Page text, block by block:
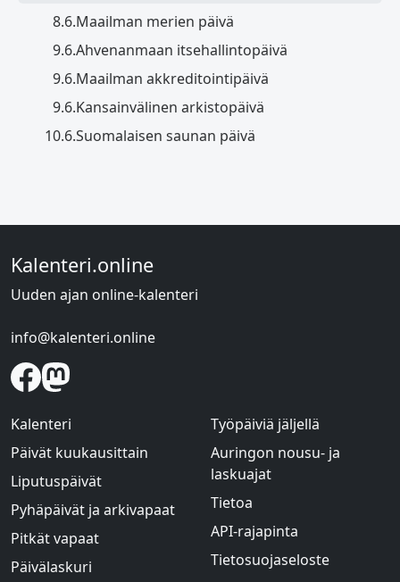
8.6.Maailman merien päivä
9.6.Ahvenanmaan itsehallintopäivä
9.6.Maailman akkreditointipäivä
9.6.Kansainvälinen arkistopäivä
10.6.Suomalaisen saunan päivä
Kalenteri.online
Uuden ajan online-kalenteri
info@kalenteri.online
Kalenteri
Päivät kuukausittain
Liputuspäivät
Pyhäpäivät ja arkivapaat
Pitkät vapaat
Päivälaskuri
Työpäiviä jäljellä
Auringon nousu- ja
laskuajat
Tietoa
API-rajapinta
Tietosuojaseloste